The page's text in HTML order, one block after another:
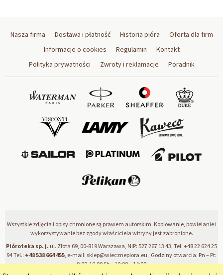
Nasza firma Dostawa i płatność Historia pióra
Oferta dla firm
Informacje o cookies
Regulamin
Kontakt
Polityka prywatności
Zwroty i reklamacje Poradnik
Wszystkie zdjęcia i opisy chronione są prawem autorskim. Kopiowanie, powielanie i
wykorzystywanie bez zgody właściciela witryny jest zabronione.
Pióroteka sp. j. ul. Złota 69, 00-819 Warszawa, NIP: 527 267 13 43, Tel. +48 22 624 25
94Tel.: +48 538 664 455 , e-mail: sklep@wiecznepiora.eu , Godziny otwarcia: Pn – Pt:
9.00-19.00 Sb – 10:00 – 14:00